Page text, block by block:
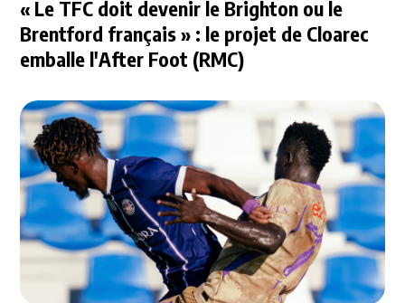
« Le TFC doit devenir le Brighton ou le
Brentford français » : le projet de Cloarec
emballe l'After Foot (RMC)